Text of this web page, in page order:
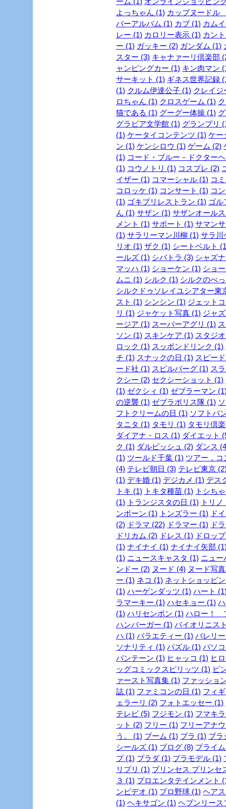
よっちゃん (1) カップヌードル
バーアルバム (1) カブ (1) カム
レー (1) カロリー表示 (1) カン
ー (1) ガッキー (2) ガンダム (1)
スター (3) キャナァーリ倶楽部
ャンピングカー (1) キン肉マン
サーキット (1) ギネス世界記録
(1) クルム伊達公子 (1) クレイジ
ロちゃん (1) クロスゲーム (1)
猫である (1) グーグー体操 (1)
グラビア文学館 (1) グランプリ
(1) ケータイコンテンツ (1) ケー
ン (1) ケンシロウ (1) ゲーム (2)
(1) コード・ブルー－ドクター
(1) コウノトリ (1) コスプレ (2)
イザー (1) コマーシャル (1) コ
コロッケ (1) コンサート (1) コ
(1) ゴキブリレストラン (1) ゴル
ん (1) サザン (1) サザンオール
メント (1) サポート (1) サマン
(1) サラリーマン川柳 (1) サラ川
リオ (1) ザク (1) シートベルト
ールズ (1) シバトラ (3) シャズ
マッハ (1) ショーケン (1) ショ
ムニ (1) シルク (1) シルクのべ
シルクドゥソレイユシアター東
スト (1) シンシン (1) ジェット
リ (1) ジャケット写真 (1) ジャ
ージア (1) スーパーアグリ (1)
ソン (1) スキンケア (1) スタジ
ロック (1) スッポンドリンク (1)
チ (1) スナックの日 (1) スピー
ード社 (1) スピルバーグ (1) ス
クシー (2) セクシーショット (1)
(1) ゼクシィ (1) ゼブラーマン
の逆襲 (1) ゼブラポリス隊 (1)
フトクリームの日 (1) ソフトバ
タニタ (1) タモリ (1) タモリ倶
ダイアナ・ロス (1) ダイエット
ク (1) ダルビッシュ (2) ダンス
(1) ツールド千葉 (1) ツアー，コ
(4) テレビ朝日 (3) テレビ東京
(1) デキ婚 (1) デジカメ (1) デス
トキ (1) トキタ種苗 (1) トシち
(1) トランジスタの日 (1) トリノ
ンボーン (1) トンズラー (1) ド
(2) ドラマ (22) ドラマー (1) ド
ドリカム (2) ドレス (1) ドロッ
(1) ナイナイ (1) ナイナイ矢部
(1) ニュースキャスタ (1) ニュー
ンドー (2) ヌード (4) ヌード写
ー (1) ネコ (1) ネットショッピ
(1) ハーゲンダッツ (1) ハート
ラマーキー (1) ハセキョー (1)
(1) ハリセンボン (1) ハロー！
ハンバーガー (1) バイオリニス
ハ (1) バラエティー (1) バレリ
ソナリティ (1) パズル (1) パソ
パンテーン (1) ヒャッコ (1) ヒ
ッグコミックスピリッツ (1) ピ
ァースト写真集 (1) ファッショ
誌 (1) ファミコンの日 (1) フィ
ェラーリ (2) フォトエッセー (1)
テレビ (5) フジモン (1) フマキ
ット (2) フリー (1) フリーアナ
う。 (1) ブーム (1) ブラ (1) ブラ
シールズ (1) ブログ (8) プライ
プ (1) プラダ (1) プラモデル (1)
リプリ (1) プリンセス プリンセ
３ (1) プロエンタテインメント
ンビデオ (1) プロ野球 (1) ヘア
(1) ヘキサゴン (1) ヘブンリース